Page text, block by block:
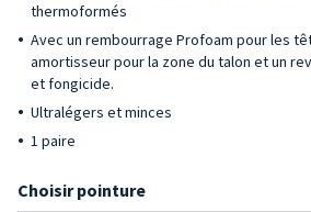
thermoformés
Avec un rembourrage Profoam pour les
amortisseur pour la zone du talon et un
et fongicide.
Ultralégers et minces
1 paire
Choisir pointure